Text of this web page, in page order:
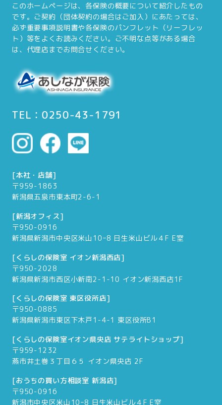
このホームページは、各保険の概要について紹介したもの
です。ご契約（団体契約の場合はご加入）にあたっては、
必ず重要事項説明書や各保険のパンフレット（リーフレッ
ト）等をよくお読みください。ご不明な点等がある場合
は、代理店までお問合せください。
TEL：0250-43-1791
[本社・店舗]
〒959-1863
新潟県五泉市東本町2-6-1
[新潟オフィス]
〒950-0916
新潟県新潟市中央区米山10ｰ8 日生米山ビル４F E室
[くらしの保険室 イオン新潟西店]
〒950-2028
新潟県新潟市西区小新南2-1-10 イオン新潟西店1F
[くらしの保険室 東区役所店]
〒950-0885
新潟県新潟市東区下木戸1-4-1 東区役所B1
[くらしの保険室イオン県央店 サテライトショップ]
〒959-1232
燕市井土巻３丁目６５ イオン県央店 2F
[おうちの買い方相談室 新潟店]
〒950-0916
新潟市中央区米山10ｰ8 日生米山ビル４F E室